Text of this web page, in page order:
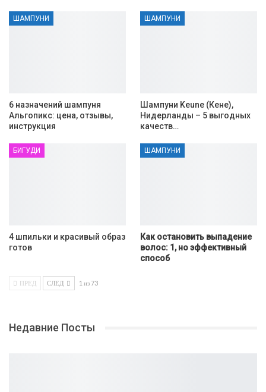
ШАМПУНИ
6 назначений шампуня
Альгопикс: цена, отзывы,
инструкция
ШАМПУНИ
Шампуни Keune (Кене),
Нидерланды – 5 выгодных
качеств…
БИГУДИ
4 шпильки и красивый образ
готов
ШАМПУНИ
Как остановить выпадение
волос: 1, но эффективный
способ
ПРЕД СЛЕД 1 из 73
Недавние Посты